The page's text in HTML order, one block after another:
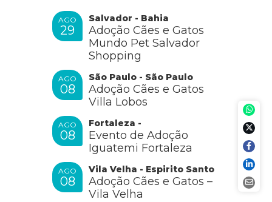
AGO
29
Salvador - Bahia
Adoção Cães e Gatos
Mundo Pet Salvador
Shopping
AGO
08
São Paulo - São Paulo
Adoção Cães e Gatos
Villa Lobos
AGO
08
Fortaleza -
Evento de Adoção
Iguatemi Fortaleza
AGO
08
Vila Velha - Espirito Santo
Adoção Cães e Gatos –
Vila Velha